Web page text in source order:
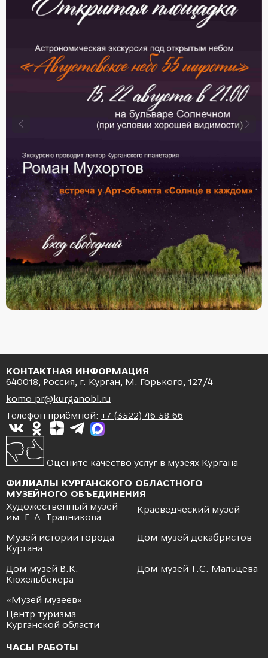
КОНТАКТНАЯ ИНФОРМАЦИЯ
640018, Россия, г. Курган, М. Горького, 127/4
komo-pr@kurganobl.ru
Телефон приёмной: +7 (3522) 46-58-66
Оцените качество услуг в музеях Кургана
ФИЛИАЛЫ КУРГАНСКОГО ОБЛАСТНОГО
МУЗЕЙНОГО ОБЪЕДИНЕНИЯ
Художественный музей
им. Г. А. Травникова
Краеведческий музей
Музей истории города
Кургана
Дом-музей декабристов
Дом-музей В.К.
Кюхельбекера
Дом-музей Т.С. Мальцева
«Музей музеев»
Центр туризма
Курганской области
ЧАСЫ РАБОТЫ